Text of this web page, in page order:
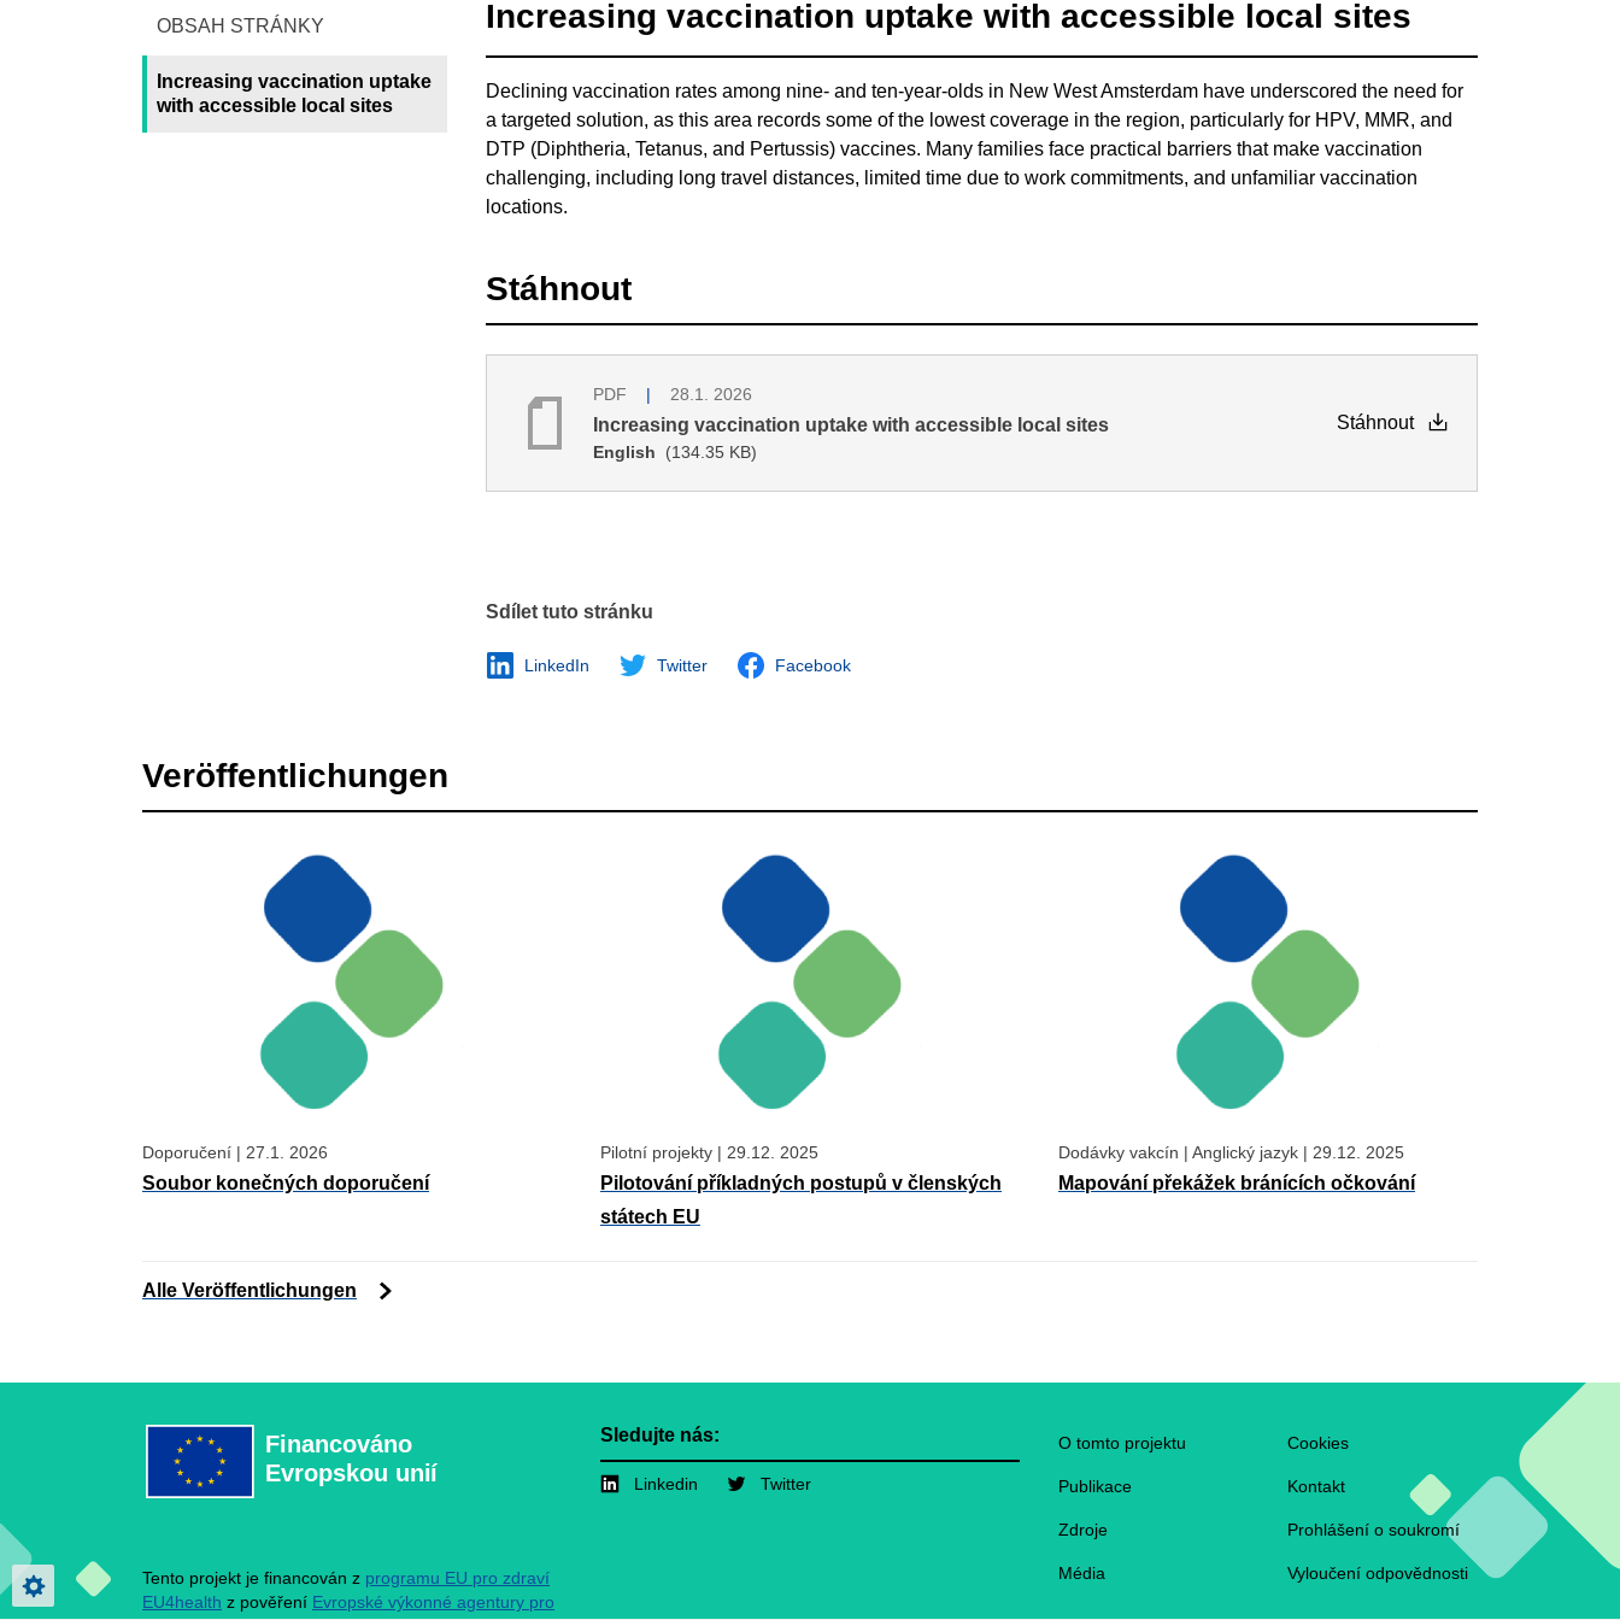
OBSAH STRÁNKY
Increasing vaccination uptake
with accessible local sites
Increasing vaccination uptake with accessible local sites
Declining vaccination rates among nine- and ten-year-olds in New West Amsterdam have underscored the need for
a targeted solution, as this area records some of the lowest coverage in the region, particularly for HPV, MMR, and
DTP (Diphtheria, Tetanus, and Pertussis) vaccines. Many families face practical barriers that make vaccination
challenging, including long travel distances, limited time due to work commitments, and unfamiliar vaccination
locations.
Stáhnout
PDF 28.1. 2026
Increasing vaccination uptake with accessible local sites
English (134.35 KB)
Stáhnout
Sdílet tuto stránku
LinkedIn Twitter Facebook
Veröffentlichungen
Doporučení | 27.1. 2026
Soubor konečných doporučení
Pilotní projekty | 29.12. 2025
Pilotování příkladných postupů v členských
státech EU
Dodávky vakcín | Anglický jazyk | 29.12. 2025
Mapování překážek bránících očkování
Alle Veröffentlichungen
Financováno
Evropskou unií
Tento projekt je financován z programu EU pro zdraví
EU4health z pověření Evropské výkonné agentury pro
Sledujte nás:
Linkedin Twitter
Footer
O tomto projektu
Publikace
Zdroje
Média
Cookies
Kontakt
Prohlášení o soukromí
Vyloučení odpovědnosti
Privacy settings